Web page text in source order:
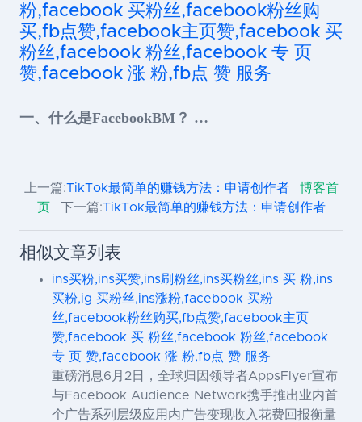
粉,facebook 买粉丝,facebook粉丝购
买,fb点赞,facebook主页赞,facebook 买
粉丝,facebook 粉丝,facebook 专 页
赞,facebook 涨 粉,fb点 赞 服务
一、什么是FacebookBM？ …
上一篇:TikTok最简单的赚钱方法：申请创作者
博客首
页
下一篇:TikTok最简单的赚钱方法：申请创作者
相似文章列表
ins买粉,ins买赞,ins刷粉丝,ins买粉丝,ins 买 粉,ins
买粉,ig 买粉丝,ins涨粉,facebook 买粉
丝,facebook粉丝购买,fb点赞,facebook主页
赞,facebook 买 粉丝,facebook 粉丝,facebook
专 页 赞,facebook 涨 粉,fb点 赞 服务
重磅消息6月2日，全球归因领导者AppsFlyer宣布
与Facebook Audience Network携手推出业内首
个广告系列层级应用内广告变现收入花费回报衡量